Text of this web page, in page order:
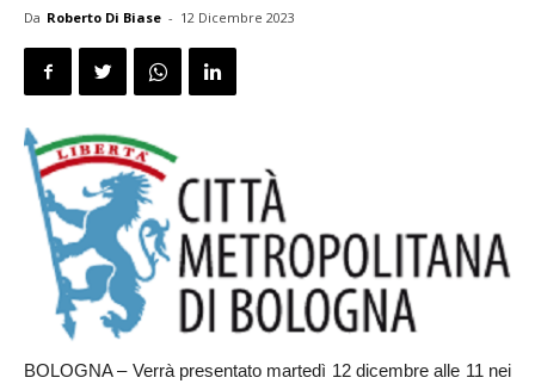
Da Roberto Di Biase - 12 Dicembre 2023
BOLOGNA – Verrà presentato martedì 12 dicembre alle 11 nei